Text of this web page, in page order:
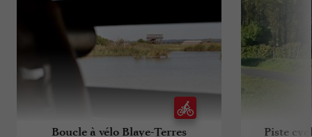
Boucle à vélo Blaye-Terres
Piste